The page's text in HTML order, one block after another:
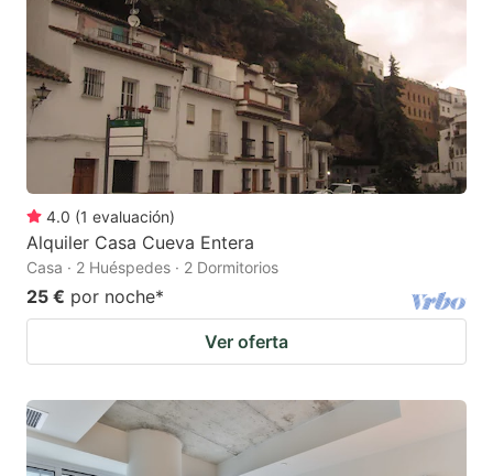
4.0 (1 evaluación)
Alquiler Casa Cueva Entera
Casa · 2 Huéspedes · 2 Dormitorios
25 € por noche*
Ver oferta